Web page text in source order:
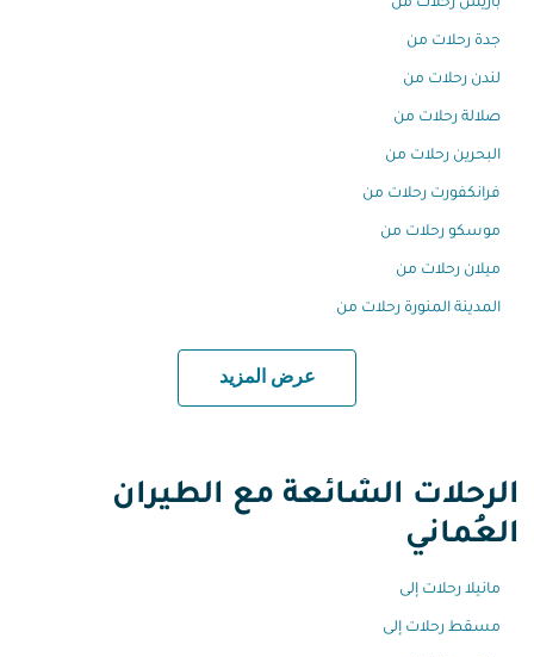
باريس رحلات من
جدة رحلات من
لندن رحلات من
صلالة رحلات من
البحرين رحلات من
فرانكفورت رحلات من
موسكو رحلات من
ميلان رحلات من
المدينة المنورة رحلات من
عرض المزيد
الرحلات الشائعة مع الطيران
العُماني
مانيلا رحلات إلى
مسقط رحلات إلى